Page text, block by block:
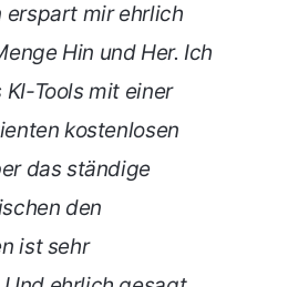
erspart mir ehrlich
Hin und Her. Ich
KI-Tools mit einer
kostenlosen
das ständige
den
ist sehr